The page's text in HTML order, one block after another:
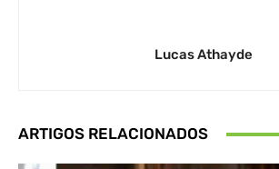
Lucas Athayde
ARTIGOS RELACIONADOS